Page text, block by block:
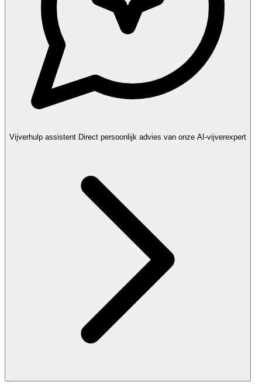
Vijverhulp assistent Direct persoonlijk advies van onze AI-vijverexpert